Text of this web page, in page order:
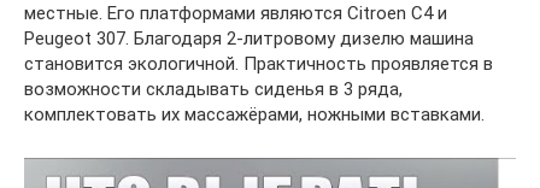
местные. Его платформами являются Citroen C4 и
Peugeot 307. Благодаря 2-литровому дизелю машина
становится экологичной. Практичность проявляется в
возможности складывать сиденья в 3 ряда,
комплектовать их массажёрами, ножными вставками.